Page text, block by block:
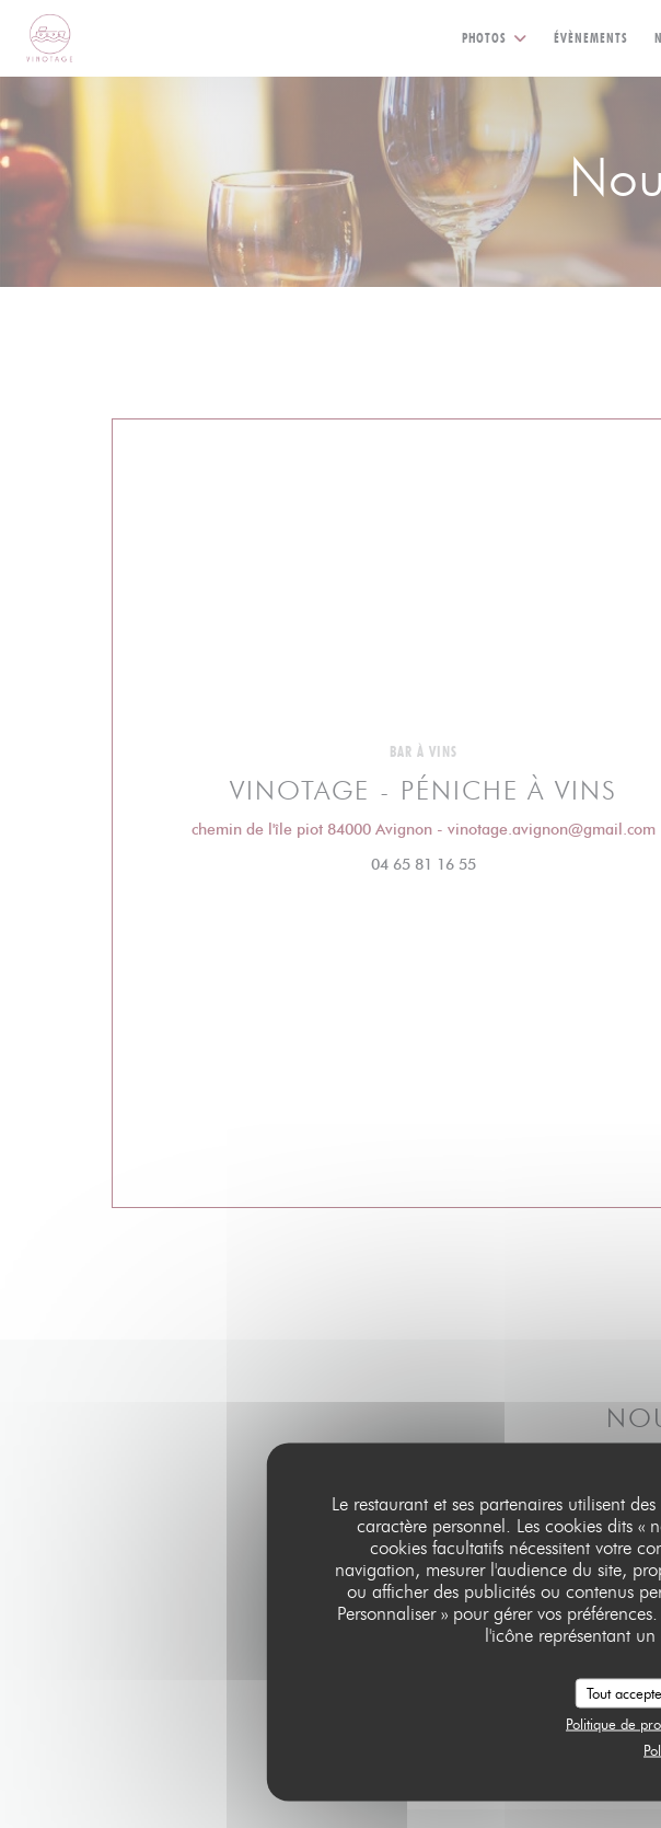
Personnalisation de vos choix en matière de cookies
Le restaurant et ses partenaires utilisent
caractère personnel. Les cookies dits «
cookies facultatifs nécessitent votre
navigation, mesurer l'audience du site,
ou afficher des publicités ou contenus
Personnaliser » pour gérer vos
l'icône représentant
Tout
Politique de
PHOTOS ÉVÈNEMENTS
BAR À VINS
VINOTAGE - PÉNICHE À VINS
chemin de l'île piot 84000 Avignon - vinotage.avignon@gmail.com
04 65 81 16 55